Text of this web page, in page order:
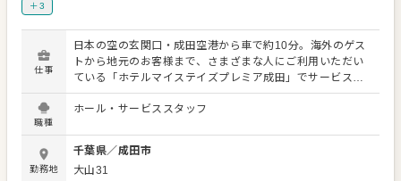
＋3
仕事
日本の空の玄関口・成田空港から車で約10分。海外のゲス
トから地元のお客様まで、さまざまな人にご利用いただい
ている「ホテルマイステイズプレミア成田」でサービスス
タッフとしてご活躍ください。成田エリアでは有数の客室
数を誇るホテル。やりがいは十分です。 まずは提供するメ
ルで円滑な対応ができるよう、キッチンとの連携やコミュ
ニケーションも大切にしてください。 お店の顔として、お
客さまから直接感謝の言葉をいただいたり、改善要求など
職種
ホール・サービススタッフ
勤務地
千葉県／成田市
大山31